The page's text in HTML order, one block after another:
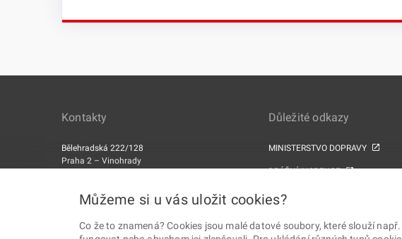
Kontakty
Bělehradská 222/128
Praha 2 – Vinohrady
Datová schránka: 5mjaatd
Důležité odkazy
MINISTERSTVO DOPRAVY
DRÁŽNÍ INSPEKCE
ERA
Můžeme si u vás uložit cookies?
Co že to znamená? Cookies jsou malé datové soubory, které slouží